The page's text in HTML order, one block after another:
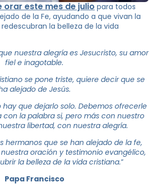
orar este mes de julio para todos
de la Fe, ayudando a que vivan la
la belleza de la vida
nuestra alegría es Jesucristo, su amor
fiel e inagotable.
se pone triste, quiere decir que se
alejado de Jesús.
hay que dejarlo solo. Debemos ofrecerle
con la palabra si, pero más con nuestro
libertad, con nuestra alegría.
hermanos que se han alejado de la fe,
oración y testimonio evangélico,
la belleza de la vida cristiana.”
Papa Francisco